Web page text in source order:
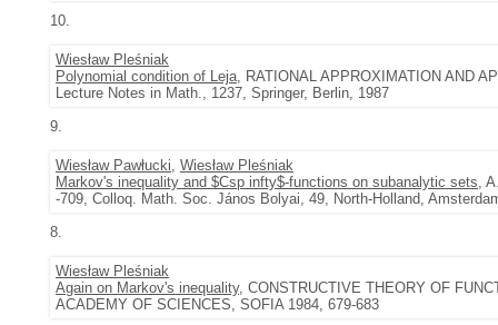
10.
Wiesław Pleśniak
Polynomial condition of Leja, RATIONAL APPROXIMATION AND
Lecture Notes in Math., 1237, Springer, Berlin, 1987
9.
Wiesław Pawłucki, Wiesław Pleśniak
Markov's inequality and $Csp infty$-functions on subanalytic sets,
-709, Colloq. Math. Soc. János Bolyai, 49, North-Holland,
8.
Wiesław Pleśniak
Again on Markov's inequality, CONSTRUCTIVE THEORY OF
ACADEMY OF SCIENCES, SOFIA 1984, 679-683